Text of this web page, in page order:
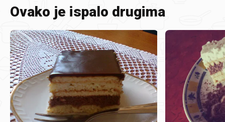
Ovako je ispalo drugima